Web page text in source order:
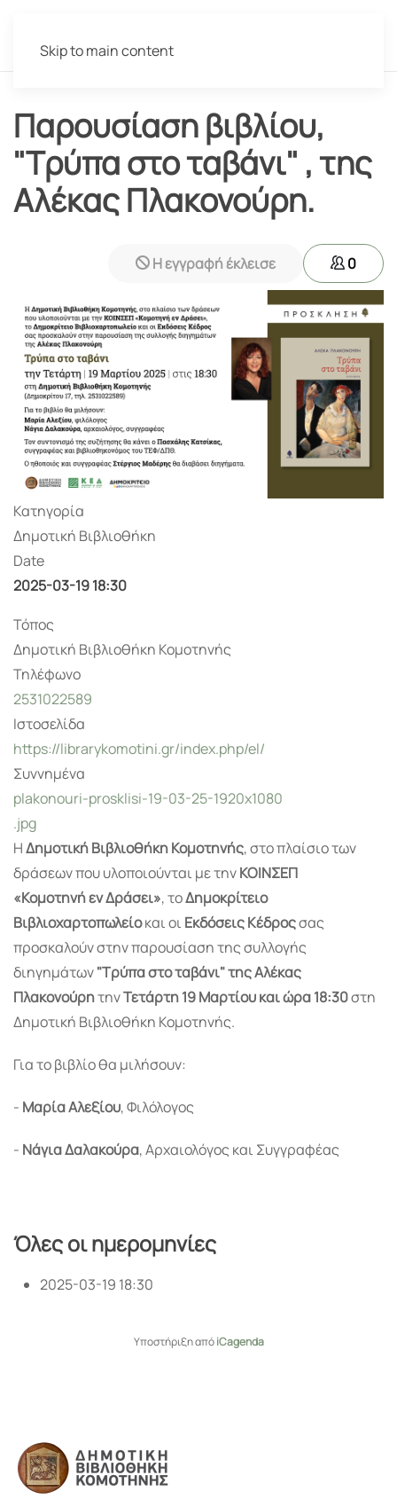
Skip to main content
Παρουσίαση βιβλίου,
"Τρύπα στο ταβάνι" , της
Αλέκας Πλακονούρη.
Η εγγραφή έκλεισε 0
Κατηγορία
Δημοτική Βιβλιοθήκη
Date
2025-03-1918:30
Τόπος
Δημοτική Βιβλιοθήκη Κομοτηνής
Τηλέφωνο
2531022589
Ιστοσελίδα
https://librarykomotini.gr/index.php/el/
Συννημένα
plakonouri-prosklisi-19-03-25-1920x1080
.jpg
ΗΔημοτική Βιβλιοθήκη Κομοτηνής, στο πλαίσιο των
δράσεων που υλοποιούνται με τηνΚΟΙΝΣΕΠ
«Κομοτηνή εν Δράσει», τοΔημοκρίτειο
Βιβλιοχαρτοπωλείοκαι οι Εκδόσεις Κέδροςσας
προσκαλούν στην παρουσίαση της συλλογής
διηγημάτων"Τρύπα στο ταβάνι" της Αλέκας
ΠλακονούρητηνΤετάρτη 19 Μαρτίου και ώρα 18:30στη
Δημοτική Βιβλιοθήκη Κομοτηνής.
Για το βιβλίο θα μιλήσουν:
- Μαρία Αλεξίου, Φιλόλογος
- Νάγια Δαλακούρα, Αρχαιολόγος και Συγγραφέας
Όλες οι ημερομηνίες
2025-03-19 18:30
Υποστήριξη απόiCagenda